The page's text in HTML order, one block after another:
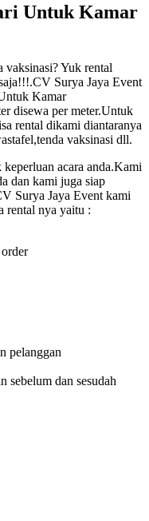
Untuk Kamar
vaksinasi? Yuk rental
Surya Jaya Event
Kamar
disewa per meter.Untuk
rental dikami diantaranya
vaksinasi dll.
acara anda.Kami
dan kami juga siap
Surya Jaya Event kami
rental nya yaitu :
pelanggan
sebelum dan sesudah